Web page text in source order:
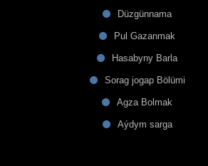
Düzgünnama
Pul Gazanmak
Hasabyny Barla
Sorag jogap Bölümi
Agza Bolmak
Aýdym sarga